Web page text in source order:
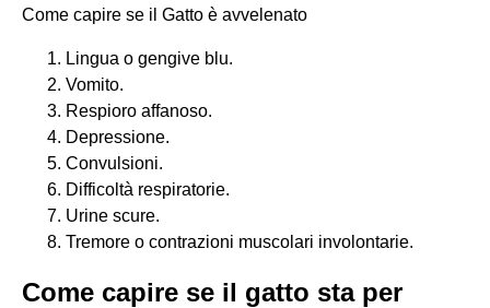
Come capire se il Gatto è avvelenato
Lingua o gengive blu.
Vomito.
Respioro affanoso.
Depressione.
Convulsioni.
Difficoltà respiratorie.
Urine scure.
Tremore o contrazioni muscolari involontarie.
Come capire se il gatto sta per